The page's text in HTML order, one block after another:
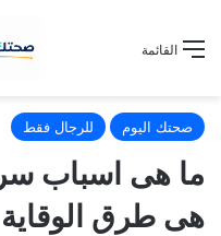
القائمة
صحتك اليوم للرجال فقط
ما هى اسباب
هى طرق